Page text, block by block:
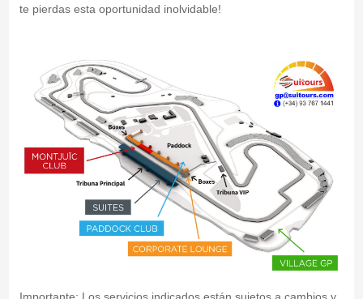
te pierdas esta oportunidad inolvidable!